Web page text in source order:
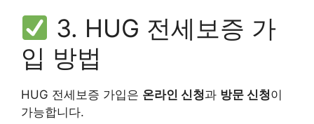
3. HUG 전세보증 가
입 방법
HUG 전세보증 가입은 온라인 신청과 방문 신청이
가능합니다.